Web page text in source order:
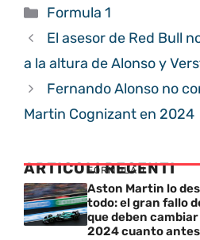
Categorías
Formula 1
El asesor de Red Bull
a la altura de Alonso y
Fernando Alonso no
Martin Cognizant en 2024
ARTICOLI RECENTI
FORMULA 1
Aston Martin lo
todo: el gran fallo
que deben
2024 cuanto antes